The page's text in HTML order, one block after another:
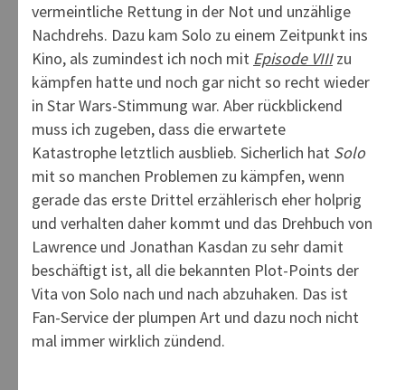
vermeintliche Rettung in der Not und unzählige
Nachdrehs. Dazu kam Solo zu einem Zeitpunkt ins
Kino, als zumindest ich noch mit Episode VIIIzu
kämpfen hatte und noch gar nicht so recht wieder
in Star Wars-Stimmung war. Aber rückblickend
muss ich zugeben, dass die erwartete
Katastrophe letztlich ausblieb. Sicherlich hat Solo
mit so manchen Problemen zu kämpfen, wenn
gerade das erste Drittel erzählerisch eher holprig
und verhalten daher kommt und das Drehbuch von
Lawrence und Jonathan Kasdan zu sehr damit
beschäftigt ist, all die bekannten Plot-Points der
Vita von Solo nach und nach abzuhaken. Das ist
Fan-Service der plumpen Art und dazu noch nicht
mal immer wirklich zündend.